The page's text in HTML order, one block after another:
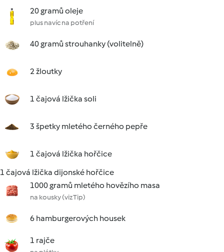
20 gramů oleje
plus navíc na potření
40 gramů strouhanky (volitelně)
2 žloutky
1 čajová lžička soli
3 špetky mletého černého pepře
1 čajová lžička hořčice
1 čajová lžička dijonské hořčice
1000 gramů mletého hovězího masa
na kousky (viz Tip)
6 hamburgerových housek
1 rajče